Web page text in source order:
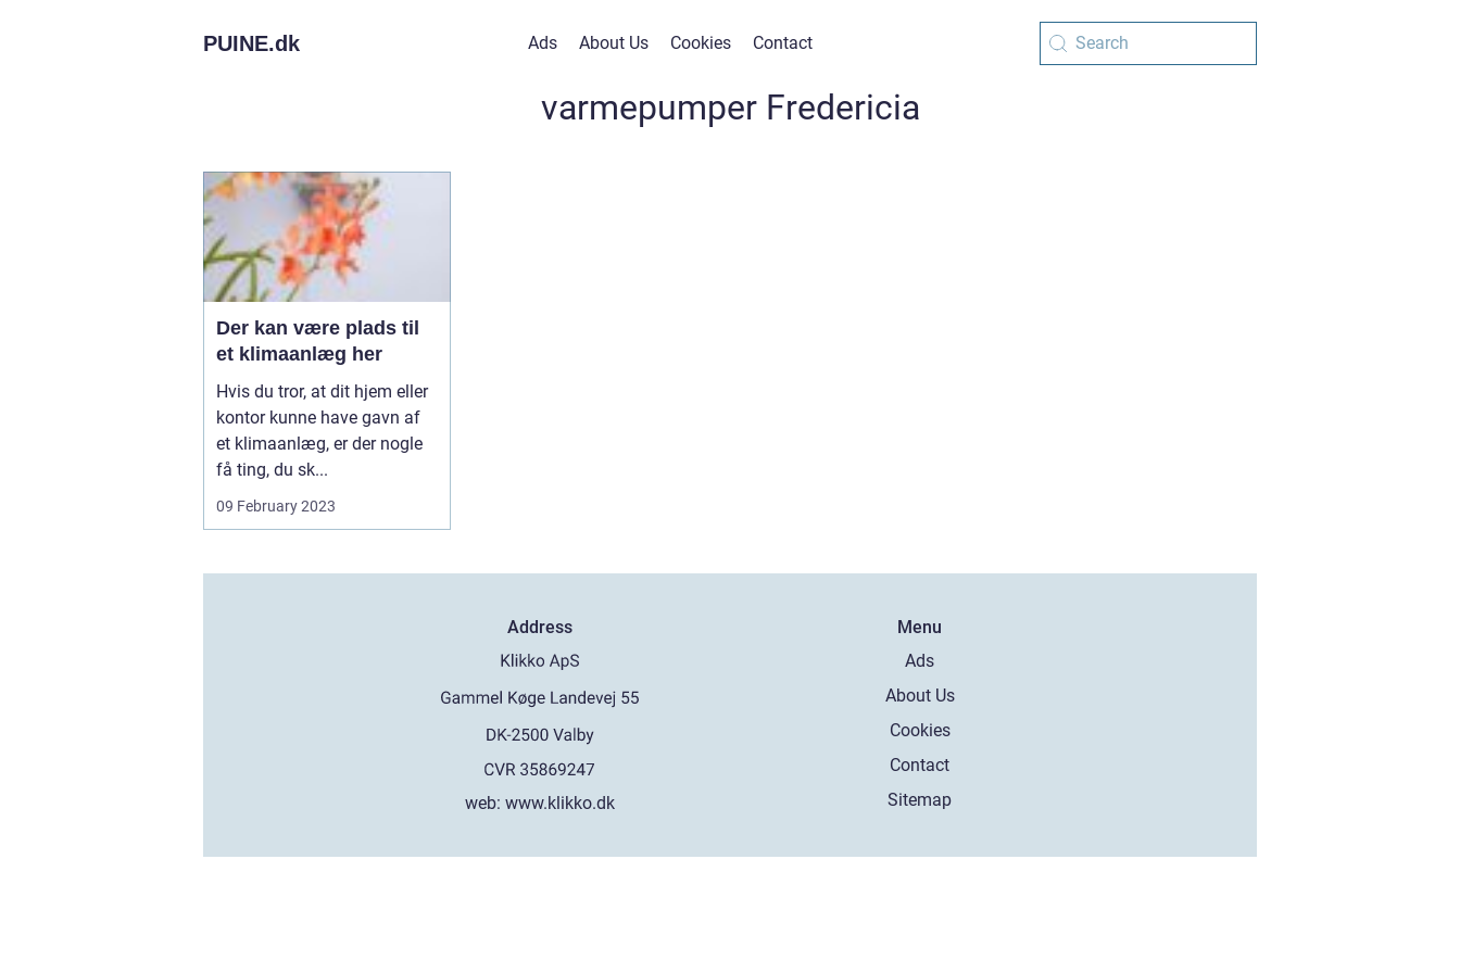
PUINE.dk Ads About Us Cookies Contact
varmepumper Fredericia
Der kan være plads til
et klimaanlæg her
Hvis du tror, at dit hjem eller
kontor kunne have gavn af
et klimaanlæg, er der nogle
få ting, du sk...
09 February 2023
Address
web:www.klikko.dk
Menu
Ads
About Us
Cookies
Contact
Sitemap